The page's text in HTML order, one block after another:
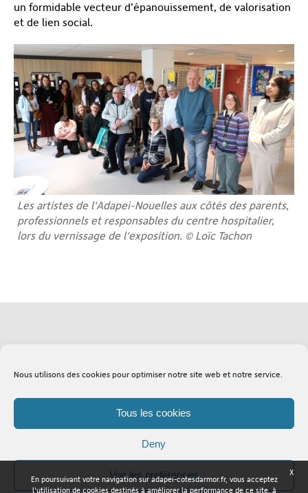
Nous utilisons des cookies pour optimiser notre site web et notre service.
Tous les cookies
Deny
Voir les préférences
un formidable vecteur d’épanouissement, de valorisation
et de lien social.
Les artistes de l'Adapei-Nouelles aux côtés des parents,
professionnels et responsables du centre hospitalier,
lors du vernissage de l'exposition. © Loïc Tachon
Lexique
Adapei Nouelles Côtes d'Armor © Tous droits réservés
X
En poursuivant votre navigation sur adapei-cotesdarmor.fr, vous acceptez
l'utilisation de cookies destinés à améliorer la performance de ce site, à